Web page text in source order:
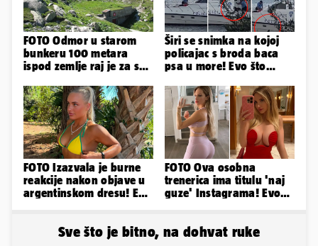
FOTO Odmor u starom
bunkeru 100 metara
ispod zemlje raj je za sva
Širi se snimka na kojoj
policajac s broda baca
psa u more! Evo što
pustili'
FOTO Izazvala je burne
reakcije nakon objave u
argentinskom dresu! Evo
FOTO Ova osobna
trenerica ima titulu 'naj
guze' Instagrama! Evo
Sve što je bitno, na dohvat ruke